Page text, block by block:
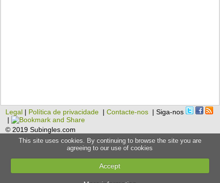
Legal | Política de privacidade |Contacte-nos | Siga-nos
|
© 2019 Subingles.com
This site uses cookies. By continuing to browse the site you are
agreeing to our use of cookies
Accept